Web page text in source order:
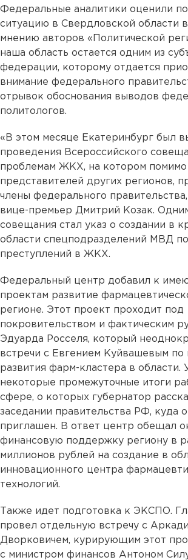
Федеральные аналитики оценили
ситуацию в Свердловской области
мнению авторов «Политической
наша область остается одним из
федерации, которому отдается
внимание федерального
отрывок обоснования выводов
политологов.
«В этом месяце Екатеринбург был
проведения Всероссийского
проблемам ЖКХ, на котором помимо
представителей других регионов,
члены федерального правительства,
вице-премьер Дмитрий Козак.
совещания стал указ о создании в
области спецподразделений МВД
преступлений в ЖКХ.
Федеральный центр добавил к
проектам развитие
регионе. Этот проект проходит под
покровительством и фактическим
Эдуарда Росселя, который
встречи с Евгением Куйвашевым по
развития фарм-кластера в области.
некоторые промежуточные итоги
сфере, о которых губернатор
заседании правительства РФ, куда
приглашен. В ответ центр обещал
финансовую поддержку региону в
миллионов рублей на создание в
инновационного центра
технологий.
Также идет подготовка к ЭКСПО.
провел отдельную встречу с
Дворковичем, курирующим этот
с министром финансов Антоном